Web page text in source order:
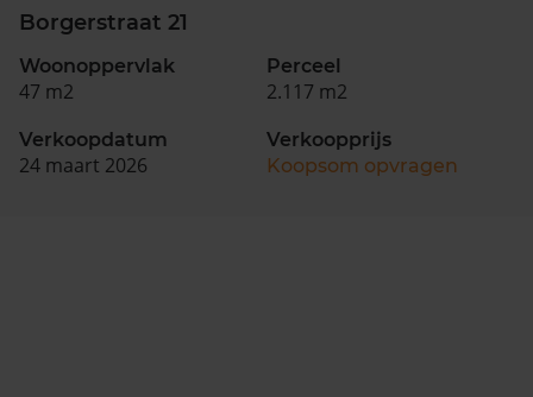
Borgerstraat 21
Woonoppervlak
47 m2
Perceel
2.117 m2
Verkoopdatum
24 maart 2026
Verkoopprijs
Koopsom opvragen